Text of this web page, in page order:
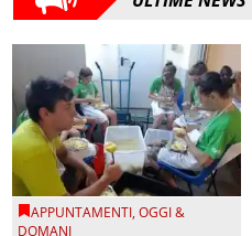
APPUNTAMENTI,OGGI &
DOMANI